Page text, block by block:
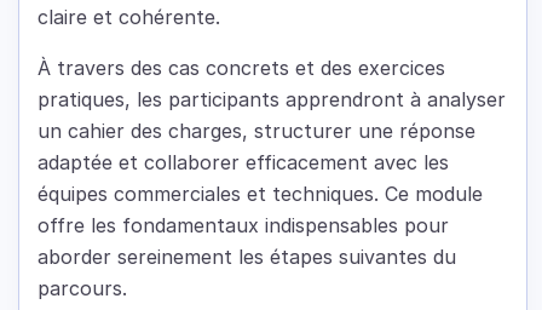
claire et cohérente.
À travers des cas concrets et des exercices
pratiques, les participants apprendront à analyser
un cahier des charges, structurer une réponse
adaptée et collaborer efficacement avec les
équipes commerciales et techniques. Ce module
offre les fondamentaux indispensables pour
aborder sereinement les étapes suivantes du
parcours.